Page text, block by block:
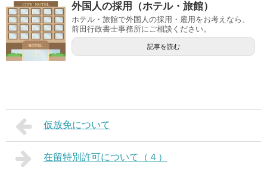
外国人の採用（ホテル・旅館）
ホテル・旅館で外国人の採用・雇用をお考えなら、
前田行政書士事務所にご相談ください。
記事を読む
仮放免について
在留特別許可について（４）